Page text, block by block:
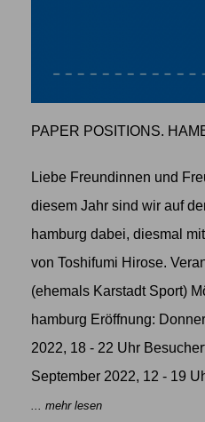
PAPER POSITIONS.
Liebe Freundinnen und
diesem Jahr sind wir auf
hamburg dabei, diesmal
von Toshifumi Hirose.
(ehemals Karstadt Sport)
hamburg Eröffnung:
2022, 18 - 22 Uhr
September 2022, 12 - 19
... mehr lesen